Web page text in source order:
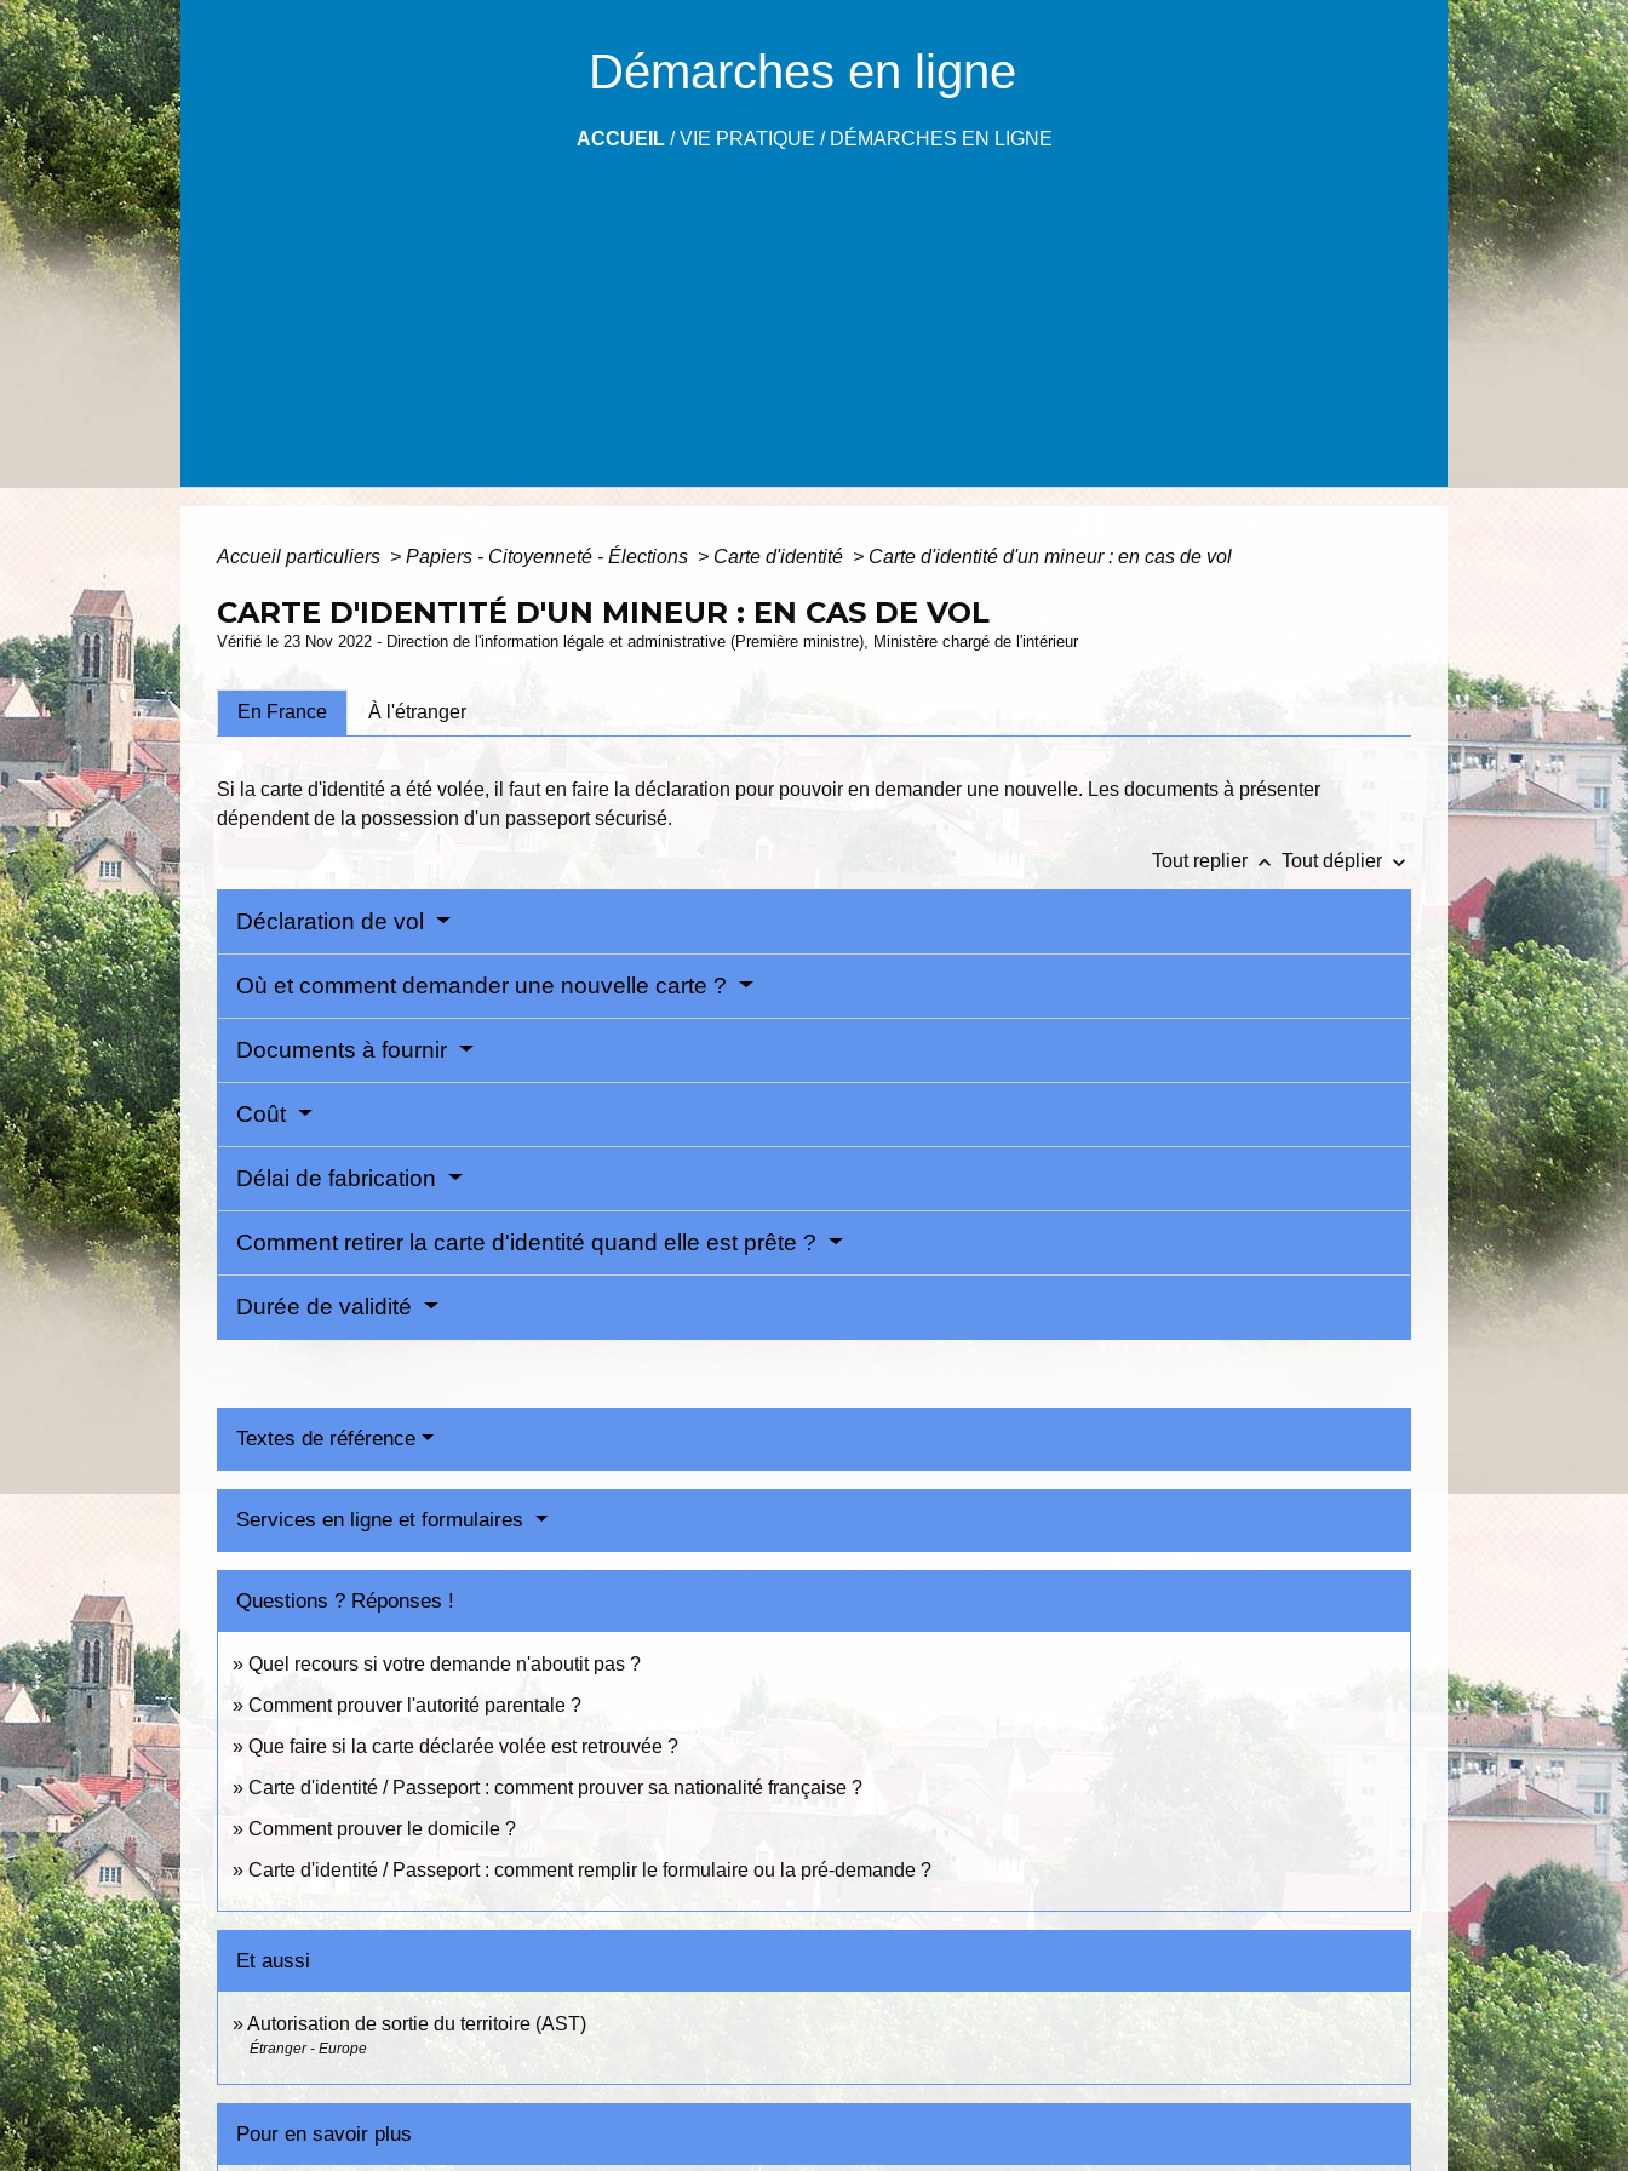
Démarches en ligne
ACCUEIL/VIE PRATIQUE / DÉMARCHES EN LIGNE
Accueil particuliers > Papiers - Citoyenneté - Élections > Carte d'identité > Carte d'identité d'un mineur : en cas de vol
CARTE D'IDENTITÉ D'UN MINEUR : EN CAS DE VOL
Vérifié le 23 Nov 2022 - Direction de l'information légale et administrative (Première ministre), Ministère chargé de l'intérieur
En France À l'étranger
Si la carte d'identité a été volée, il faut en faire la déclaration pour pouvoir en demander une nouvelle. Les documents à présenter
dépendent de la possession d'un passeport sécurisé.
Tout replier keyboard_arrow_up Tout déplier keyboard_arrow_down
Déclaration de vol
Où et comment demander une nouvelle carte ?
Documents à fournir
Coût
Délai de fabrication
Comment retirer la carte d'identité quand elle est prête ?
Durée de validité
Textes de référence
Services en ligne et formulaires
Questions ? Réponses !
Quel recours si votre demande n'aboutit pas ?
Comment prouver l'autorité parentale ?
Que faire si la carte déclarée volée est retrouvée ?
Carte d'identité / Passeport : comment prouver sa nationalité française ?
Comment prouver le domicile ?
Carte d'identité / Passeport : comment remplir le formulaire ou la pré-demande ?
Et aussi
Autorisation de sortie du territoire (AST)
Étranger - Europe
Pour en savoir plus